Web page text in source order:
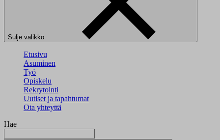
Sulje valikko
Etusivu
Asuminen
Työ
Opiskelu
Rekrytointi
Uutiset ja tapahtumat
Ota yhteyttä
Hae